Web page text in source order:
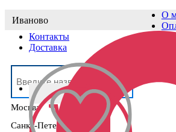
Выберите населённый пункт
Москва
Санкт-Петербург
Иваново
О
Контакты
Доставка